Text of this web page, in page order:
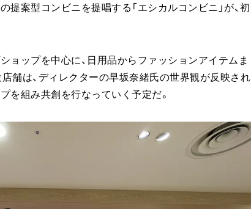
案型コンビニを提唱する「エシカルコンビニ」が、初
ョップを中心に、日用品からファッションアイテムま
舗は、ディレクターの早坂奈緒氏の世界観が反映され
を組み共創を行なっていく予定だ。